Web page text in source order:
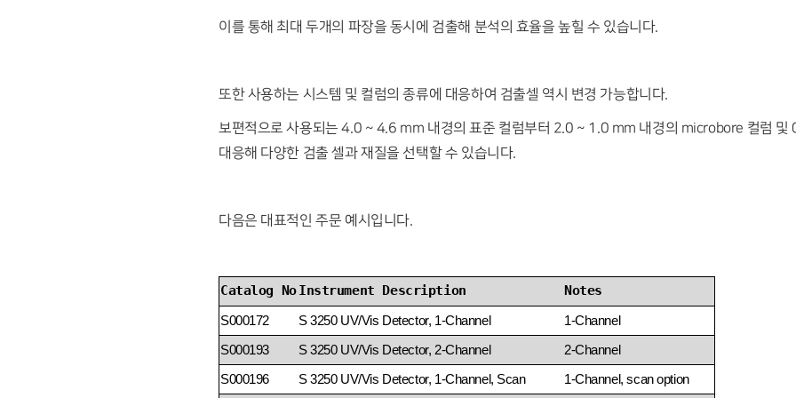
이를 통해 최대 두개의 파장을 동시에 검출해 분석의 효율을 높힐 수 있습니다.
또한 사용하는 시스템 및 컬럼의 종류에 대응하여 검출셀 역시 변경 가능합니다.
보편적으로 사용되는 4.0 ~ 4.6 mm 내경의 표준 컬럼부터 2.0 ~ 1.0 mm 내경의 microbore 컬럼 및
대응해 다양한 검출 셀과 재질을 선택할 수 있습니다.
다음은 대표적인 주문 예시입니다.
Catalog NoInstrument Description Notes
S000172 S 3250 UV/Vis Detector, 1-Channel
1-Channel
S000193
S 3250 UV/Vis Detector, 2-Channel
2-Channel
S000196
S 3250 UV/Vis Detector, 1-Channel, Scan 1-Channel, scan option